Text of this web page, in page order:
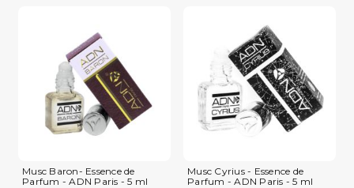
Musc Baron- Essence de
Parfum - ADN Paris - 5 ml
Musc Cyrius - Essence de
Parfum - ADN Paris - 5 ml